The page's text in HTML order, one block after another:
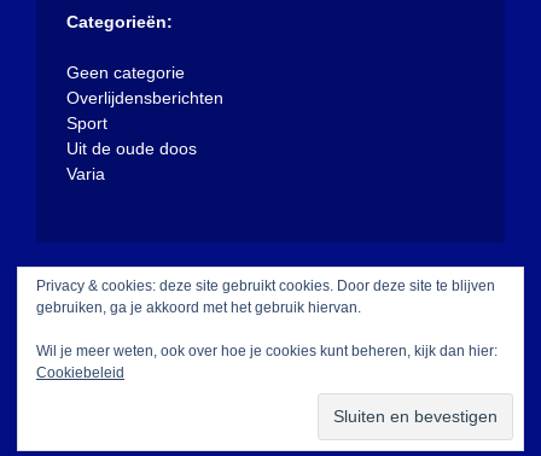
Categorieën:
Geen categorie
Overlijdensberichten
Sport
Uit de oude doos
Varia
Met trots aangedreven door WordPress |Thema:
WalkerWP.
Privacy & cookies: deze site gebruikt cookies. Door deze site te blijven
gebruiken, ga je akkoord met het gebruik hiervan.
Wil je meer weten, ook over hoe je cookies kunt beheren, kijk dan hier:
Cookiebeleid